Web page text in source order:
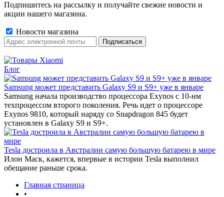
Подпишитесь на рассылку и получайте свежие новости и
акции нашего магазина.
Новости магазина
Блог
Samsung может представить Galaxy S9 и S9+ уже в январе‍
Samsung начала производство процессора Exynos с 10-нм
техпроцессом второго поколения. Речь идет о процессоре
Exynos 9810, который наряду со Snapdragon 845 будет
установлен в Galaxy S9 и S9+.
Tesla достроила в Австралии самую большую батарею в мире
Илон Маск, кажется, впервые в истории Tesla выполнил
обещание раньше срока.
Главная страница
•